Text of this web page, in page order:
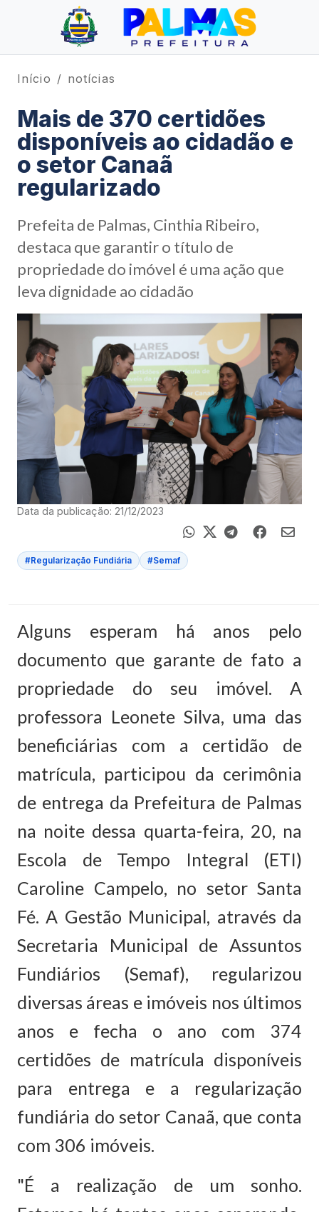
Início notícias
Mais de 370 certidões
disponíveis ao cidadão e
o setor Canaã
regularizado
Prefeita de Palmas, Cinthia Ribeiro,
destaca que garantir o título de
propriedade do imóvel é uma ação que
leva dignidade ao cidadão
Data da publicação: 21/12/2023
#Regularização Fundiária #Semaf
Alguns esperam há anos pelo
documento que garante de fato a
propriedade do seu imóvel. A
professora Leonete Silva, uma das
beneficiárias com a certidão de
matrícula, participou da cerimônia
de entrega da Prefeitura de Palmas
na noite dessa quarta-feira, 20, na
Escola de Tempo Integral (ETI)
Caroline Campelo, no setor Santa
Fé. A Gestão Municipal, através da
Secretaria Municipal de Assuntos
Fundiários (Semaf), regularizou
diversas áreas e imóveis nos últimos
anos e fecha o ano com 374
certidões de matrícula disponíveis
para entrega e a regularização
fundiária do setor Canaã, que conta
com 306 imóveis.
"É a realização de um sonho.